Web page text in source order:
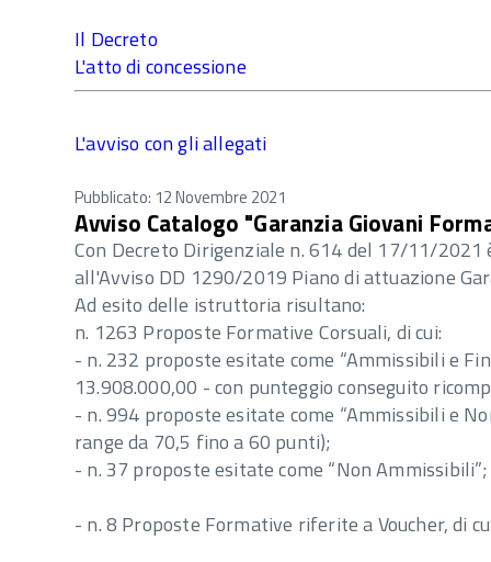
Il Decreto
L'atto di concessione
L'avviso con gli allegati
Pubblicato: 12 Novembre 2021
Avviso Catalogo "Garanzia Giovani
Con Decreto Dirigenziale n. 614 del 17/11/
all'Avviso DD 1290/2019 Piano di attuazione
Ad esito delle istruttoria risultano:
n. 1263 Proposte Formative Corsuali, di cui:
- n. 232 proposte esitate come “Ammissibili e
13.908.000,00 - con punteggio conseguito
- n. 994 proposte esitate come “Ammissibili e
range da 70,5 fino a 60 punti);
- n. 37 proposte esitate come “Non Ammissibili”;
- n. 8 Proposte Formative riferite a Voucher, di